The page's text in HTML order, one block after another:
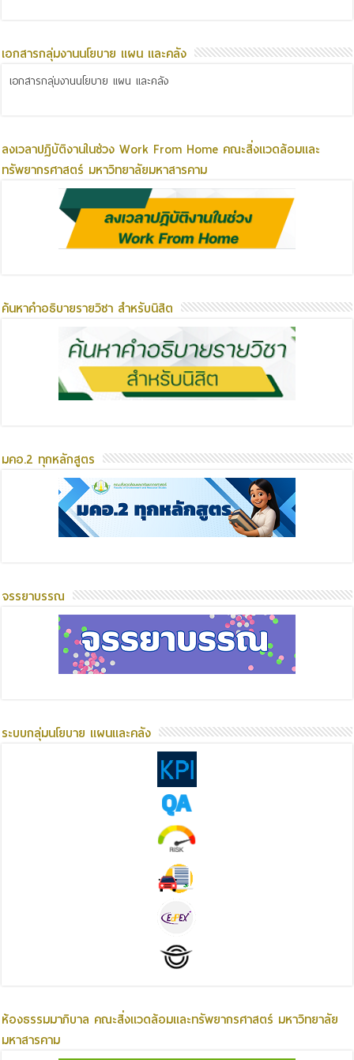
เอกสารกลุ่มงานนโยบาย แผน และคลัง
เอกสารกลุ่มงานนโยบาย แผน และคลัง
ลงเวลาปฏิบัติงานในช่วง Work From Home คณะสิ่งแวดล้อมและ
ทรัพยากรศาสตร์ มหาวิทยาลัยมหาสารคาม
ค้นหาคำอธิบายรายวิชา สำหรับนิสิต
มคอ.2 ทุกหลักสูตร
จรรยาบรรณ
ระบบกลุ่มนโยบาย แผนและคลัง
ห้องธรรมมาภิบาล คณะสิ่งแวดล้อมและทรัพยากรศาสตร์ มหาวิทยาลัย
มหาสารคาม